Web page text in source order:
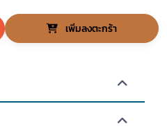
เพิ่มลงตะกร้า